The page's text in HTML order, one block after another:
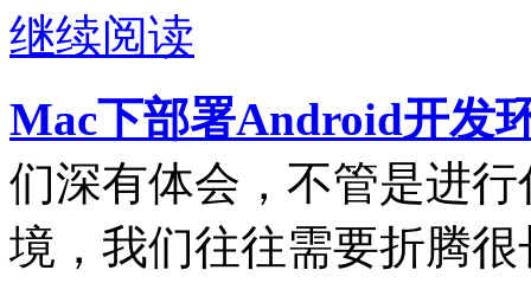
继续阅读
Mac下部署Android开发
们深有体会，不管是进
境，我们往往需要折腾